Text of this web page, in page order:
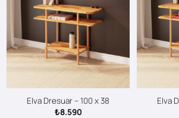
Elva Dresuar – 100 x 38
₺8.590
Elva